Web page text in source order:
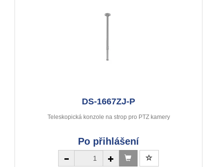
DS-1667ZJ-P
Teleskopická konzole na strop pro PTZ kamery
Po přihlášení